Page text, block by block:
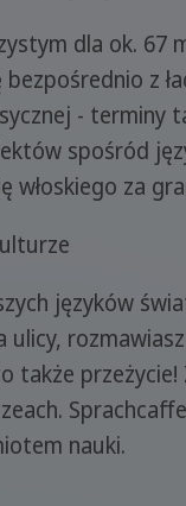
dla ok. 67
bezpośrednio z
- terminy
spośród
włoskiego za
języków
ulicy,
także
nauki.